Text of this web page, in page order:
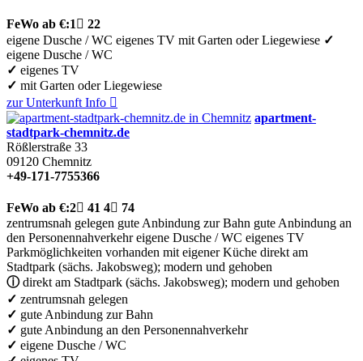
FeWo ab €:1  22
eigene Dusche / WC eigenes TV mit Garten oder Liegewiese ✓
eigene Dusche / WC
✓ eigenes TV
✓ mit Garten oder Liegewiese
zur Unterkunft Info 
apartment-
stadtpark-chemnitz.de
Rößlerstraße 33
09120 Chemnitz
+49-171-7755366
FeWo ab €:2 41 4 74
zentrumsnah gelegen gute Anbindung zur Bahn gute Anbindung an
den Personennahverkehr eigene Dusche / WC eigenes TV
Parkmöglichkeiten vorhanden mit eigener Küche direkt am
Stadtpark (sächs. Jakobsweg); modern und gehoben
ⓘdirekt am Stadtpark (sächs. Jakobsweg); modern und gehoben
✓ zentrumsnah gelegen
✓ gute Anbindung zur Bahn
✓ gute Anbindung an den Personennahverkehr
✓ eigene Dusche / WC